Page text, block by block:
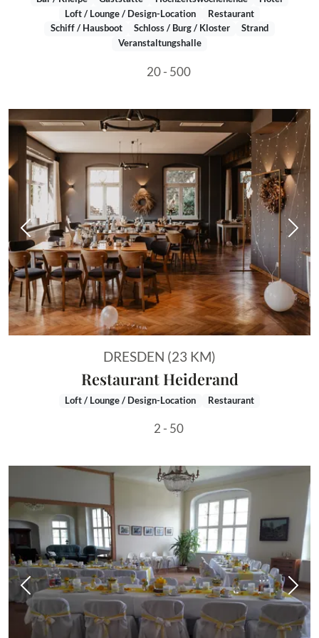
Loft / Lounge / Design-Location
Restaurant
Schiff / Hausboot
Schloss / Burg / Kloster
Strand
Veranstaltungshalle
20 - 500
Vorheriges Bild
DRESDEN (23 KM)
Restaurant Heiderand
Loft / Lounge / Design-Location Restaurant
2 - 50
Vorheriges Bild